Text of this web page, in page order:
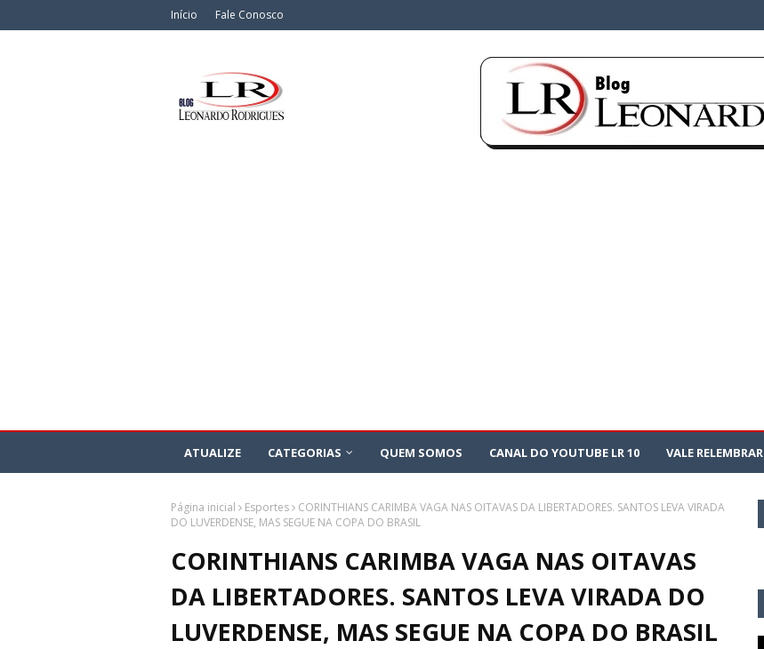
Início Fale Conosco
ATUALIZE CATEGORIAS QUEM SOMOS CANAL DO YOUTUBE LR 10 VALE RELEMBRAR
Página inicial Esportes
CORINTHIANS CARIMBA VAGA NAS OITAVAS DA LIBERTADORES. SANTOS LEVA VIRADA
DO LUVERDENSE, MAS SEGUE NA COPA DO BRASIL
CORINTHIANS CARIMBA VAGA NAS OITAVAS
DA LIBERTADORES. SANTOS LEVA VIRADA DO
LUVERDENSE, MAS SEGUE NA COPA DO BRASIL